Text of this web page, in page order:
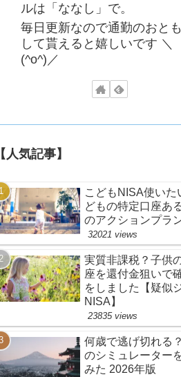
ルは「ななし」で。
毎日更新なので通勤のおと
して貰えると嬉しいです ＼
(^o^)／
【人気記事】
こどもNISA使いた
どもの特定口座あ
のアクションプラ
32021 views
実質非課税？子供
座を還付金狙いで
をしました【疑似
NISA】
23835 views
何歳で逃げ切れる
のシミュレーター
みた 2026年版